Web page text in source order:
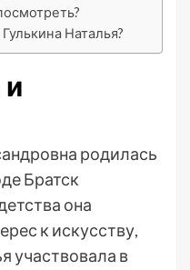
Наталья?
родилась
Братск
она
к искусству,
участвовала в